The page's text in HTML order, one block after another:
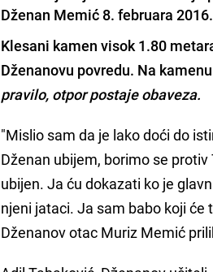
Dženan Memić 8. februara
Klesani kamen visok 1.80
Dženanovu povredu. Na
pravilo, otpor postaje obaveza.
"Mislio sam da je lako doći do
Dženan ubijem, borimo se
ubijen. Ja ću dokazati ko je
njeni jataci. Ja sam babo koji će
Dženanov otac Muriz Memić